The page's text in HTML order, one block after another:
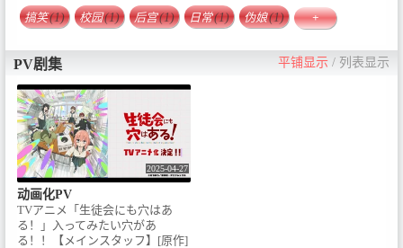
搞笑(1) 校园(1) 后宫(1) 日常(1) 伪娘(1) +
PV剧集 平铺显示 / 列表显示
2025-04-27
动画化PV
TVアニメ「生徒会にも穴はあ
る！」入ってみたい穴があ
る！！【メインスタッフ】[原作]